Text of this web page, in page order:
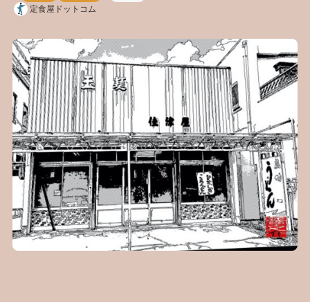
定食屋ドットコム